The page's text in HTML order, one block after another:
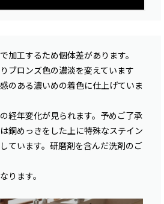
加工するため個体差があります。
ブロンズ色の濃淡を変えています
のある濃いめの着色に仕上げていま
経年変化が見られます。予めご了承
銅めっきをした上に特殊なステイン
ています。研磨剤を含んだ洗剤のご
ります。